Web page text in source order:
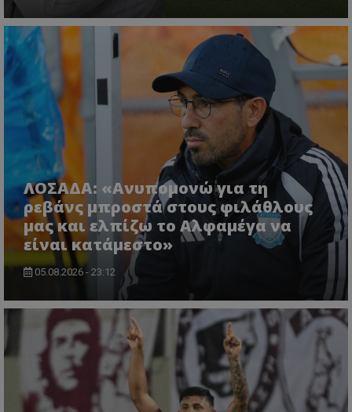
ΛΟΣΑΔΑ: «Ανυπομονώ για τη
ρεβάνς μπροστά στους φιλάθλους
μας και ελπίζω το Αλφαμέγα να
είναι κατάμεστο»
05.08.2026 - 23:12